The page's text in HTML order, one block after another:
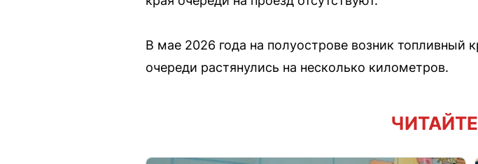
В мае 2026 года на полуострове возник топливный
очереди растянулись на несколько километров.